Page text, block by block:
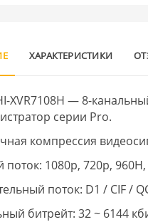
ХАРАКТЕРИСТИКИ
XVR7108H — 8-
серии Pro.
компрессия
1080p, 720p, 960H,
поток: D1 / CIF /
битрейт: 32 ~ 6144